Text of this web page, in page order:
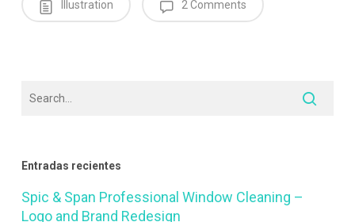
Illustration 2 Comments
Entradas recientes
Spic & Span Professional Window Cleaning –
Logo and Brand Redesign